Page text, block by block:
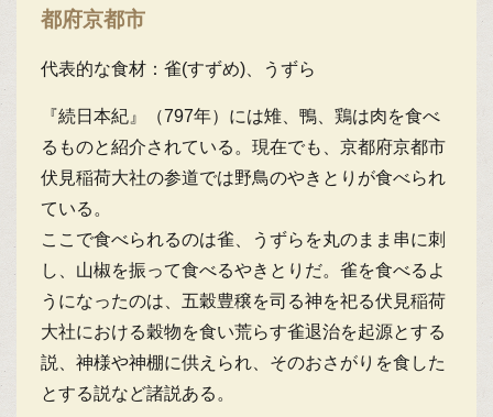
都府京都市
代表的な食材：雀(すずめ)、うずら
『続日本紀』（797年）には雉、鴨、鶏は肉を食べ
るものと紹介されている。現在でも、京都府京都市
伏見稲荷大社の参道では野鳥のやきとりが食べられ
ている。
ここで食べられるのは雀、うずらを丸のまま串に刺
し、山椒を振って食べるやきとりだ。雀を食べるよ
うになったのは、五穀豊穣を司る神を祀る伏見稲荷
大社における穀物を食い荒らす雀退治を起源とする
説、神様や神棚に供えられ、そのおさがりを食した
とする説など諸説ある。